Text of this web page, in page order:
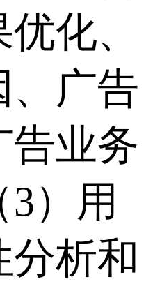
化、
、广告
告业务
）用
分析和